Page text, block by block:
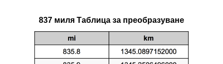
837 миля Таблица за преобразуване